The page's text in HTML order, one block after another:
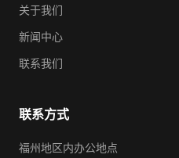
关于我们
新闻中心
联系我们
联系方式
福州地区内办公地点